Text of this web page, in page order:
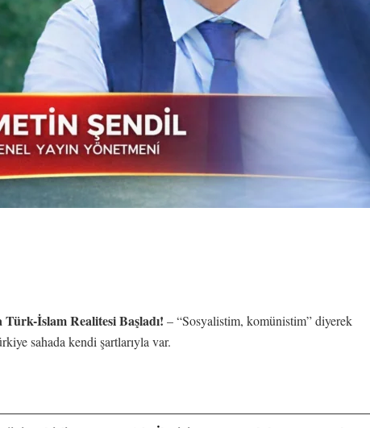
İslam Realitesi Başladı! – “Sosyalistim, komünistim” diyerek
sahada kendi şartlarıyla var.